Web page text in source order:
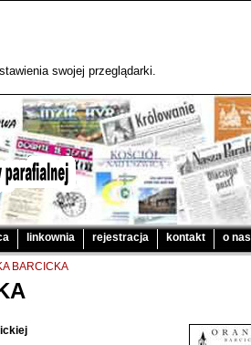
swojej przeglądarki.
linkownia rejestracja kontakt o nas
BARCICKA